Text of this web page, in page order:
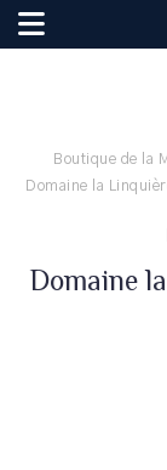
Boutique de la
Domaine la
Domaine